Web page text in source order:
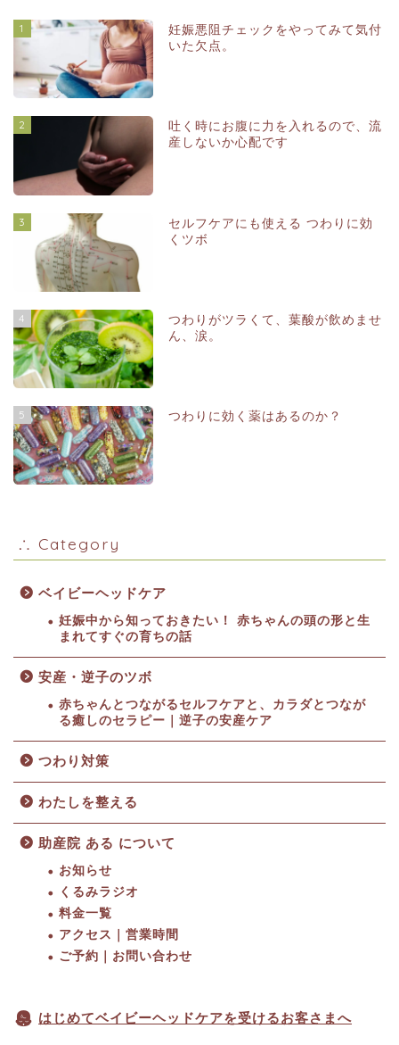
1
妊娠悪阻チェックをやってみて気付
いた欠点。
2
吐く時にお腹に力を入れるので、流
産しないか心配です
3
セルフケアにも使える つわりに効
くツボ
4
つわりがツラくて、葉酸が飲めませ
ん、涙。
5 つわりに効く薬はあるのか？
∴ Category
ベイビーヘッドケア
妊娠中から知っておきたい！ 赤ちゃんの頭の形と生
まれてすぐの育ちの話
安産・逆子のツボ
赤ちゃんとつながるセルフケアと、カラダとつなが
る癒しのセラピー｜逆子の安産ケア
つわり対策
わたしを整える
助産院 ある について
お知らせ
くるみラジオ
料金一覧
アクセス｜営業時間
ご予約｜お問い合わせ
はじめてベイビーヘッドケアを受けるお客さまへ